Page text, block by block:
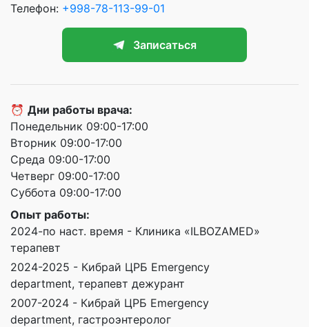
Телефон: +998-78-113-99-01
Записаться
⏰ Дни работы врача:
Понедельник 09:00-17:00
Вторник 09:00-17:00
Среда 09:00-17:00
Четверг 09:00-17:00
Суббота 09:00-17:00
Опыт работы:
2024-по наст. время - Клиника «ILBOZAMED»
терапевт
2024-2025 - Кибрай ЦРБ Emergency
department, терапевт дежурант
2007-2024 - Кибрай ЦРБ Emergency
department, гастроэнтеролог